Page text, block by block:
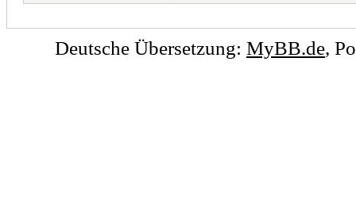
Deutsche Übersetzung: MyBB.de,